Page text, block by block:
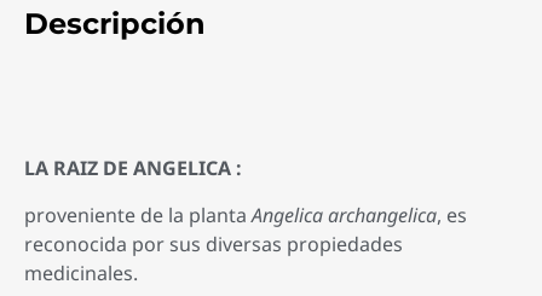
Descripción
LA RAIZ DE ANGELICA :
proveniente de la plantaAngelica archangelica, es
reconocida por sus diversas propiedades
medicinales.